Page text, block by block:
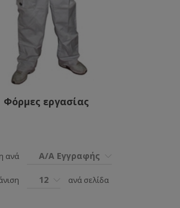
Φόρμες εργασίας
ανά Α/Α Εγγραφής
12 ανά σελίδα